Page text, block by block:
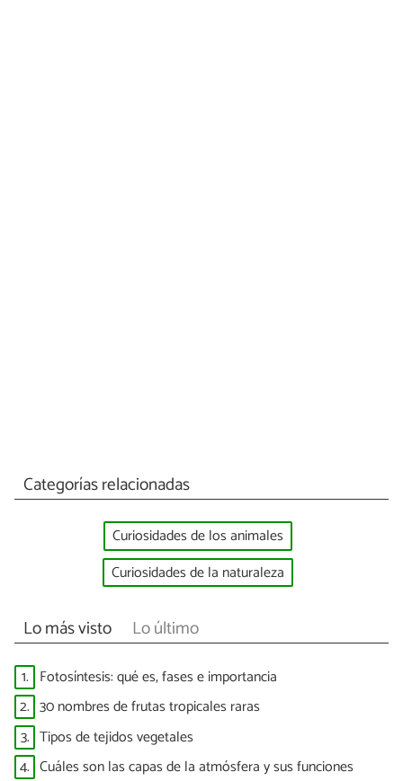
Categorías relacionadas
Curiosidades de los animales
Curiosidades de la naturaleza
Lo más visto Lo último
1. Fotosíntesis: qué es, fases e importancia
2. 30 nombres de frutas tropicales raras
3. Tipos de tejidos vegetales
4. Cuáles son las capas de la atmósfera y sus funciones